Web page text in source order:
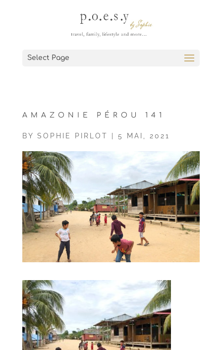
Select Page
AMAZONIE PÉROU 141
BY SOPHIE PIRLOT 5 MAI, 2021